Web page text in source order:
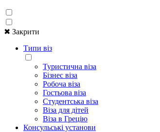
✖ Закрити
Типи віз
Туристична віза
Бізнес віза
Робоча віза
Гостьова віза
Студентська віза
Віза для дітей
Віза в Грецію
Консульські установи